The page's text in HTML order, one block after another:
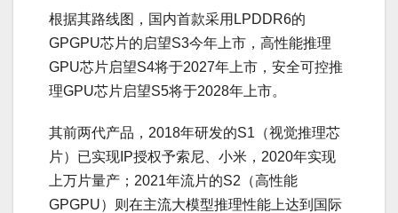
根据其路线图，国内首款采用LPDDR6的
GPGPU芯片的启望S3今年上市，高性能推理
GPU芯片启望S4将于2027年上市，安全可控推
理GPU芯片启望S5将于2028年上市。
其前两代产品，2018年研发的S1（视觉推理芯
片）已实现IP授权予索尼、小米，2020年实现
上万片量产；2021年流片的S2（高性能
GPGPU）则在主流大模型推理性能上达到国际